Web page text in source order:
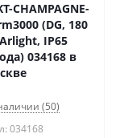
CHAMPAGNE-
(DG, 180
IP65
034168 в
(50)
034168